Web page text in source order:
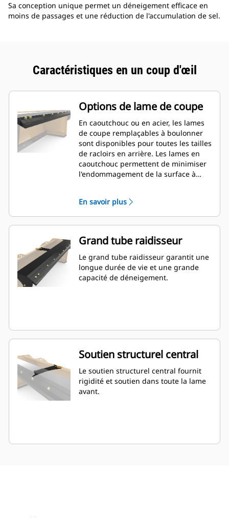
Sa conception unique permet un déneigement efficace en
moins de passages et une réduction de l'accumulation de sel.
Caractéristiques en un coup d'œil
Options de lame de coupe
En caoutchouc ou en acier, les lames
de coupe remplaçables à boulonner
sont disponibles pour toutes les tailles
de racloirs en arrière. Les lames en
caoutchouc permettent de minimiser
l'endommagement de la surface à
glace dures et compactes.
En savoir plus
Grand tube raidisseur
Le grand tube raidisseur garantit une
longue durée de vie et une grande
capacité de déneigement.
Soutien structurel central
Le soutien structurel central fournit
rigidité et soutien dans toute la lame
avant.